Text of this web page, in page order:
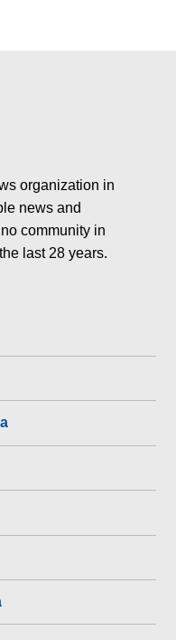
organization in
news and
community in
last 28 years.